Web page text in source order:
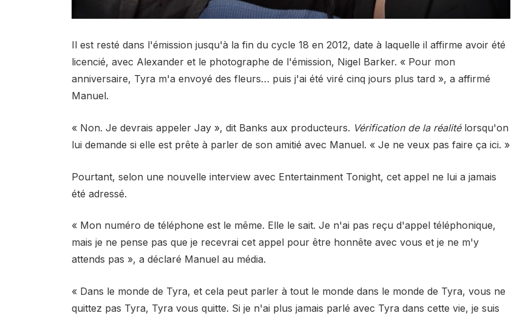
Il est resté dans l'émission jusqu'à la fin du cycle 18 en 2012, date à laquelle il affirme avoir été
licencié, avec Alexander et le photographe de l'émission, Nigel Barker. « Pour mon
anniversaire, Tyra m'a envoyé des fleurs… puis j'ai été viré cinq jours plus tard », a affirmé
Manuel.
« Non. Je devrais appeler Jay », dit Banks aux producteurs. Vérification de la réalitélorsqu'on
lui demande si elle est prête à parler de son amitié avec Manuel. « Je ne veux pas faire ça ici. »
Pourtant, selon une nouvelle interview avec Entertainment Tonight, cet appel ne lui a jamais
été adressé.
« Mon numéro de téléphone est le même. Elle le sait. Je n'ai pas reçu d'appel téléphonique,
mais je ne pense pas que je recevrai cet appel pour être honnête avec vous et je ne m'y
attends pas », a déclaré Manuel au média.
« Dans le monde de Tyra, et cela peut parler à tout le monde dans le monde de Tyra, vous ne
quittez pas Tyra, Tyra vous quitte. Si je n'ai plus jamais parlé avec Tyra dans cette vie, je suis